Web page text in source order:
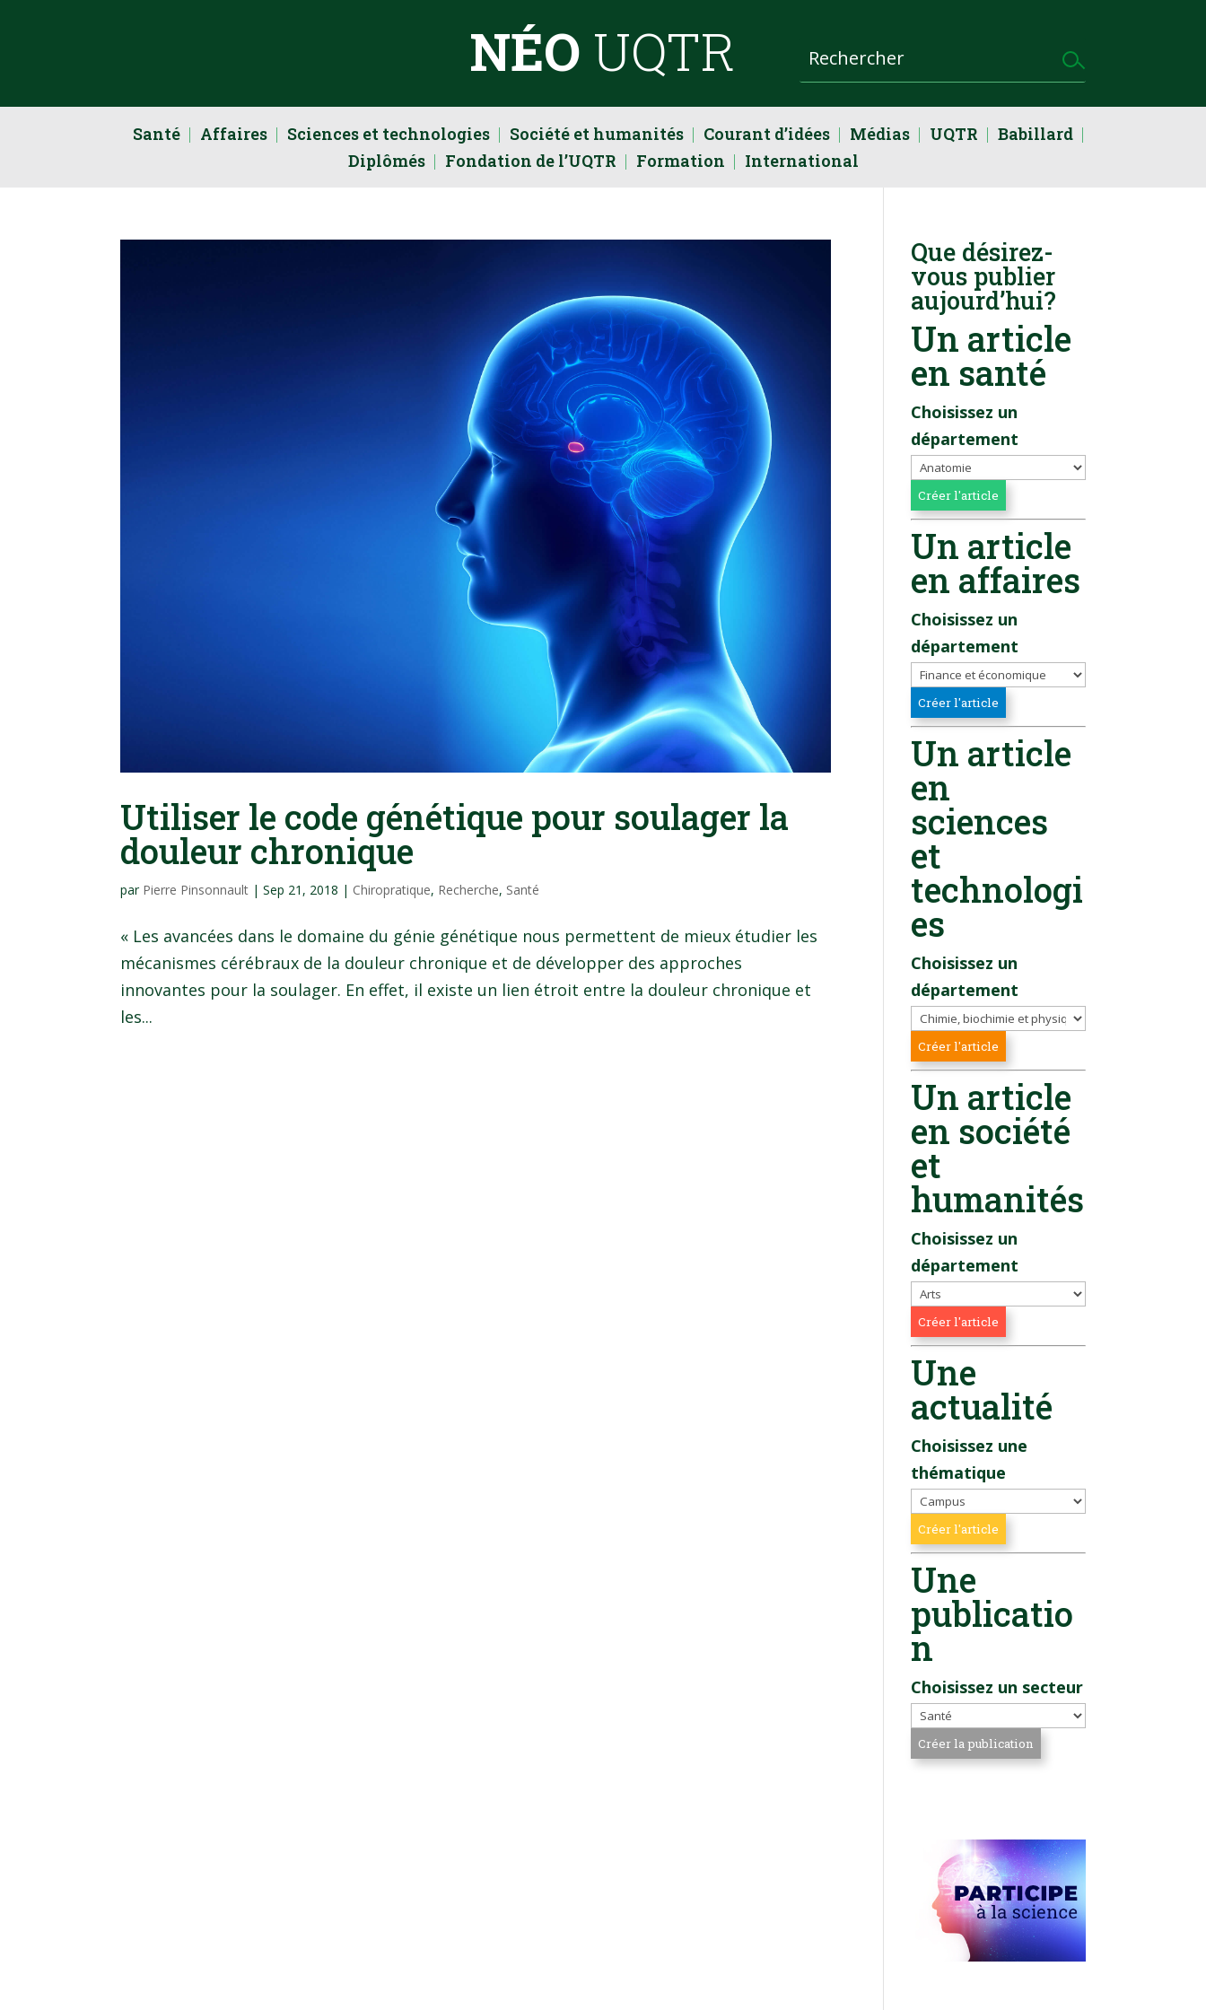
NÉO UQTR
Santé Affaires Sciences et technologies Société et humanités Courant d’idées Médias UQTR
Babillard
Diplômés
Fondation de l’UQTR Formation International
Utiliser le code génétique pour soulager la
douleur chronique
par Pierre Pinsonnault |Sep 21, 2018 | Chiropratique, Recherche, Santé
« Les avancées dans le domaine du génie génétique nous permettent de mieux étudier les
mécanismes cérébraux de la douleur chronique et de développer des approches
innovantes pour la soulager. En effet, il existe un lien étroit entre la douleur chronique et
les...
Que désirez-
vous publier
aujourd’hui?
Un article
en santé
Choisissez un
département
Un article
en affaires
Choisissez un
département
Un article
en
sciences
et
technologi
es
Choisissez un
département
Un article
en société
et
humanités
Choisissez un
département
Une
actualité
Choisissez une
thématique
Une
publicatio
n
Choisissez un secteur